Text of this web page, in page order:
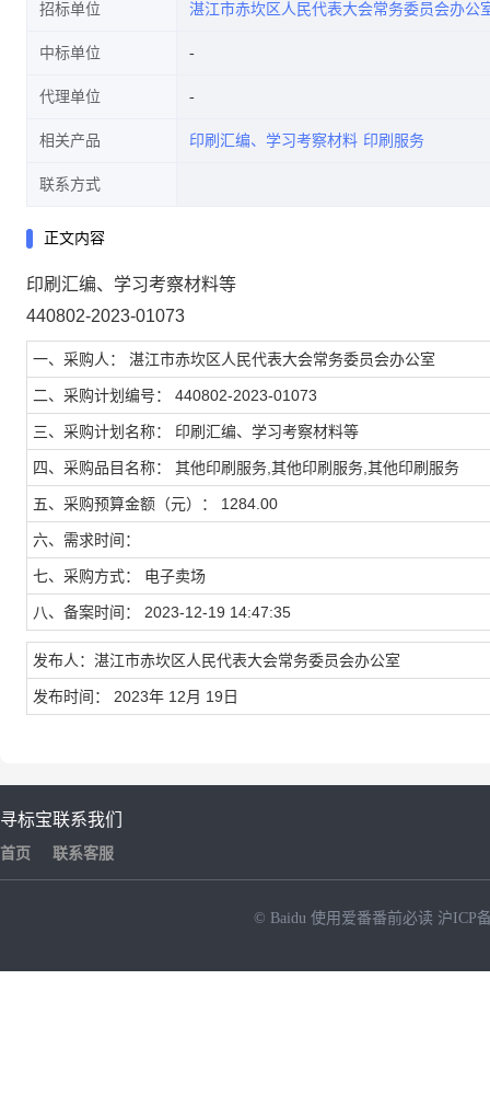
招标单位 湛江市赤坎区人民代表大会常务委员会办公
中标单位
代理单位
相关产品 印刷汇编、学习考察材料 印刷服务
联系方式
正文内容
印刷汇编、学习考察材料等
440802-2023-01073
一、采购人： 湛江市赤坎区人民代表大会常务委员会办公室
二、采购计划编号： 440802-2023-01073
三、采购计划名称： 印刷汇编、学习考察材料等
四、采购品目名称： 其他印刷服务,其他印刷服务,其他印刷服务
五、采购预算金额（元）： 1284.00
六、需求时间：
七、采购方式： 电子卖场
八、备案时间： 2023-12-19 14:47:35
发布人：湛江市赤坎区人民代表大会常务委员会办公室
发布时间： 2023年 12月 19日
寻标宝
首页
联系我们
联系客服
© Baidu 使用爱番番前必读 沪ICP